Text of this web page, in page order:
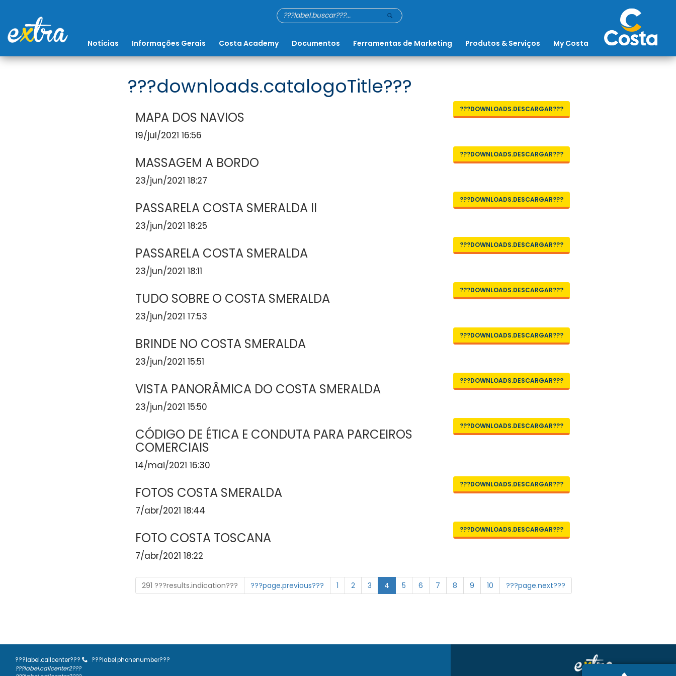
Notícias Informações Gerais Costa Academy Documentos Ferramentas de Marketing Produtos & Serviços My Costa
???downloads.catalogoTitle???
MAPA DOS NAVIOS
19/jul/2021 16:56
???DOWNLOADS.DESCARGAR???
MASSAGEM A BORDO
23/jun/2021 18:27
???DOWNLOADS.DESCARGAR???
PASSARELA COSTA SMERALDA II
23/jun/2021 18:25
???DOWNLOADS.DESCARGAR???
PASSARELA COSTA SMERALDA
23/jun/2021 18:11
???DOWNLOADS.DESCARGAR???
TUDO SOBRE O COSTA SMERALDA
23/jun/2021 17:53
???DOWNLOADS.DESCARGAR???
BRINDE NO COSTA SMERALDA
23/jun/2021 15:51
???DOWNLOADS.DESCARGAR???
VISTA PANORÂMICA DO COSTA SMERALDA
23/jun/2021 15:50
???DOWNLOADS.DESCARGAR???
CÓDIGO DE ÉTICA E CONDUTA PARA PARCEIROS
COMERCIAIS
14/mai/2021 16:30
???DOWNLOADS.DESCARGAR???
FOTOS COSTA SMERALDA
7/abr/2021 18:44
???DOWNLOADS.DESCARGAR???
FOTO COSTA TOSCANA
7/abr/2021 18:22
???DOWNLOADS.DESCARGAR???
291 ???results.indication??? ???page.previous??? 1 2 3 4 5 6 7 8 9 10 ???page.next???
???label.callcenter???
???label.phonenumber???
???label.callcenter2???